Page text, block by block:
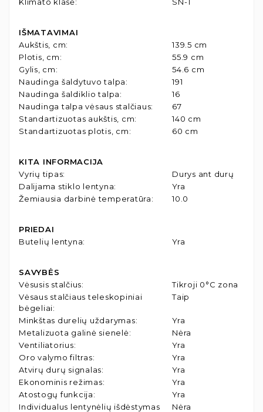
IŠMATAVIMAI
Aukštis, cm:
139.5 cm
Plotis, cm:
55.9 cm
Gylis, cm:
54.6 cm
Naudinga šaldytuvo talpa:
191
Naudinga šaldiklio talpa:
16
Naudinga talpa vėsaus stalčiaus:
67
Standartizuotas aukštis, cm:
140 cm
Standartizuotas plotis, cm: 60 cm
KITA INFORMACIJA
Vyrių tipas:
Durys ant durų
Dalijama stiklo lentyna:
Yra
Žemiausia darbinė temperatūra: 10.0
PRIEDAI
Butelių lentyna: Yra
SAVYBĖS
Vėsusis stalčius:
Tikroji 0°C zona
Vėsaus stalčiaus teleskopiniai
bėgeliai:
Taip
Minkštas durelių uždarymas:
Yra
Metalizuota galinė sienelė:
Nėra
Ventiliatorius:
Yra
Oro valymo filtras:
Yra
Atvirų durų signalas:
Yra
Ekonominis režimas:
Yra
Atostogų funkcija:
Yra
Individualus lentynėlių išdėstymas
Nėra